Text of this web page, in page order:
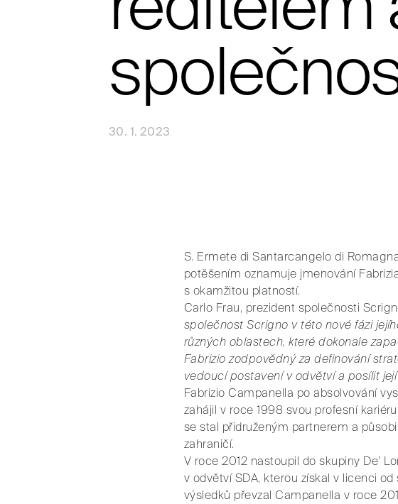
30. 1. 2023
S. Ermete di Santarcangelo di
potěšením oznamuje jmenování
s okamžitou platností.
Carlo Frau, prezident společnosti
společnost Scrigno v této nové fázi
různých oblastech, které dokonale
Fabrizio zodpovědný za definování
vedoucí postavení v odvětví a posílit
Fabrizio Campanella po absolvování
zahájil v roce 1998 svou profesní
se stal přidruženým partnerem a
zahraničí.
V roce 2012 nastoupil do skupiny De'
v odvětví SDA, kterou získal v licenci
výsledků převzal Campanella v roce